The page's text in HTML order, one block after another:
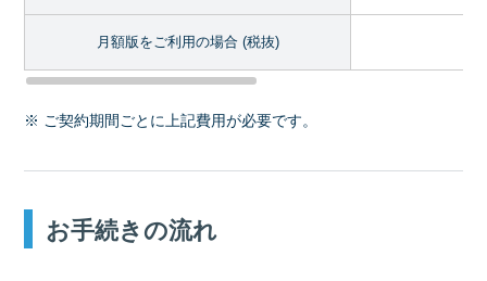
月額版をご利用の場合 (税抜)
※ ご契約期間ごとに上記費用が必要です。
お手続きの流れ